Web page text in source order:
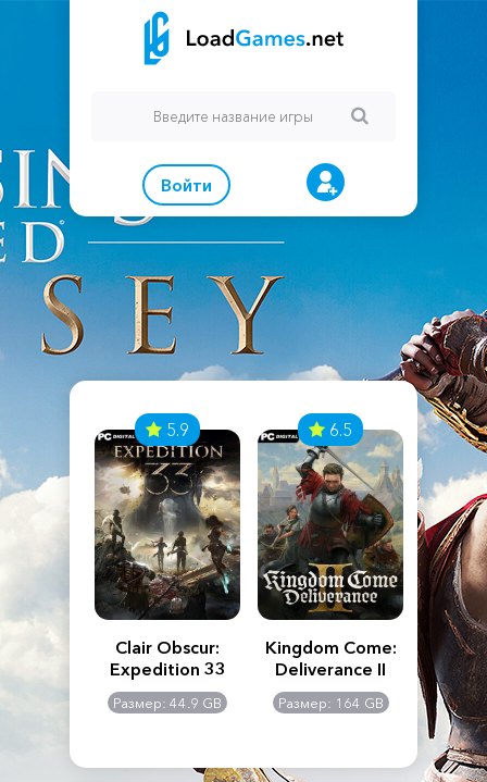
Войти
Creed
5.9
Clair Obscur:
Expedition 33
Размер: 44.9 GB
6.5
Kingdom Come:
Deliverance II
Размер: 164 GB
The